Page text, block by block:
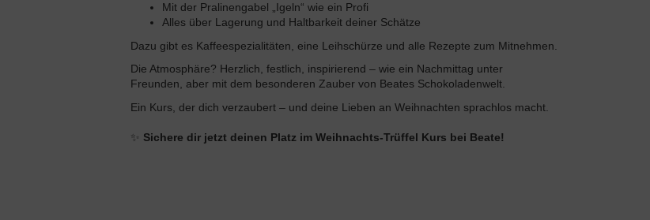
Mit der Pralinengabel „Igeln“ wie ein Profi
Alles über Lagerung und Haltbarkeit deiner Schätze
Dazu gibt es Kaffeespezialitäten, eine Leihschürze und alle Rezepte zum Mitnehmen.
Die Atmosphäre? Herzlich, festlich, inspirierend – wie ein Nachmittag unter
Freunden, aber mit dem besonderen Zauber von Beates Schokoladenwelt.
Ein Kurs, der dich verzaubert – und deine Lieben an Weihnachten sprachlos macht.
✨ Sichere dir jetzt deinen Platz im Weihnachts-Trüffel Kurs bei Beate!